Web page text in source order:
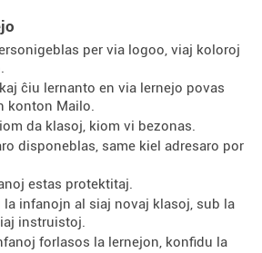
per via logoo, viaj koloroj
ĉiu lernanto en via lernejo povas
konton Mailo.
da klasoj, kiom vi bezonas.
disponeblas, same kiel adresaro por
estas protektitaj.
la infanojn al siaj novaj klasoj, sub la
instruistoj.
forlasos la lernejon, konfidu la